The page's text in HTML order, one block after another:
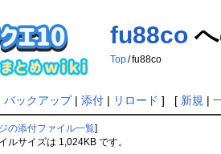
fu88coへ
Top /fu88co
バックアップ| 添付| リロード ] [ 新規 |
の添付ファイル一覧
ルサイズは 1,024KB です。